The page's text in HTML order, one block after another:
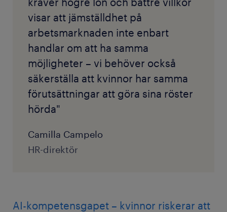
visar att jämställdhet på
arbetsmarknaden inte enbart
handlar om att ha samma
möjligheter – vi behöver också
säkerställa att kvinnor har samma
förutsättningar att göra sina röster
hörda"
Camilla Campelo
HR-direktör
AI-kompetensgapet – kvinnor riskerar att